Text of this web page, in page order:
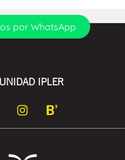
por WhatsApp
IPLER